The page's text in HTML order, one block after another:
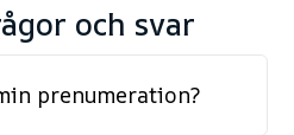
och svar
prenumeration?